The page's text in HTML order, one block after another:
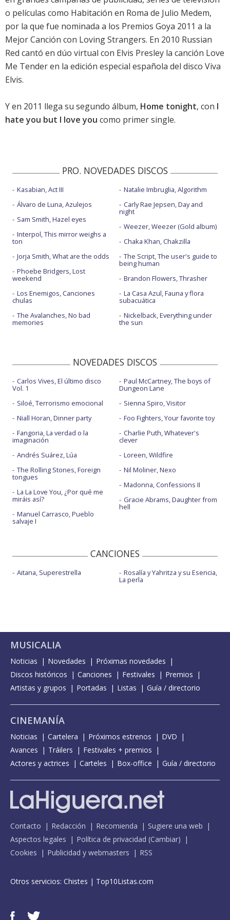
o películas como Habitación en Roma de Julio Medem,
por la que fue nominada a los Premios Goya 2011 a la
Mejor Canción con Loving Strangers. En 2010 Russian
Red cantó en dúo virtual con Elvis Presley la canción Love
Me Tender en la edición especial española del disco Viva
Elvis.
Y en 2011 llega su segundo álbum, Home tonight, con I
hate you but I love you como primer single.
PRO. NOVEDADES DISCOS
Kasabian, Act III
Álvaro de Luna, Azulejos
Sam Smith, Hazel eyes
Interpol, This mirror weighs a
ton
Jorja Smith, What are the odds
Phoebe Bridgers, Lost
weekend
Los Enemigos, Canciones
chulas
The Avalanches, No bad
memories
Natalie Imbruglia, Algorithm
Carly Rae Jepsen, Day and
night
Weezer, Weezer (Gold album)
Chaka Khan, Chakzilla
The Script, The user's guide to
being human
Brandon Flowers, Thrasher
La Casa Azul, Fauna y flora
subacuática
Nickelback, Everything under
the sun
NOVEDADES DISCOS
Carlos Vives, El último disco
Vol. 1
Siloé, Terrorismo emocional
Niall Horan, Dinner party
Fangoria, La verdad o la
imaginación
Andrés Suárez, Lúa
The Rolling Stones, Foreign
tongues
La La Love You, ¿Por qué me
miráis así?
Manuel Carrasco, Pueblo
salvaje I
Paul McCartney, The boys of
Dungeon Lane
Sienna Spiro, Visitor
Foo Fighters, Your favorite toy
Charlie Puth, Whatever's
clever
Loreen, Wildfire
Nil Moliner, Nexo
Madonna, Confessions II
Gracie Abrams, Daughter from
hell
CANCIONES
Aitana, Superestrella Rosalía y Yahritza y su Esencia,
La perla
MUSICALIA
Noticias Novedades
Próximas novedades
Discos históricos
Canciones Festivales
Premios
Artistas y grupos
Portadas Listas Guía / directorio
CINEMANÍA
Noticias Cartelera Próximos estrenos
DVD
Avances
Tráilers
Festivales + premios
Actores y actrices
Carteles Box-office Guía / directorio
Contacto Redacción Recomienda
Sugiere una web
Aspectos legales
Política de privacidad (Cambiar)
Cookies
Publicidad y webmasters RSS
Otros servicios: Chistes | Top10Listas.com